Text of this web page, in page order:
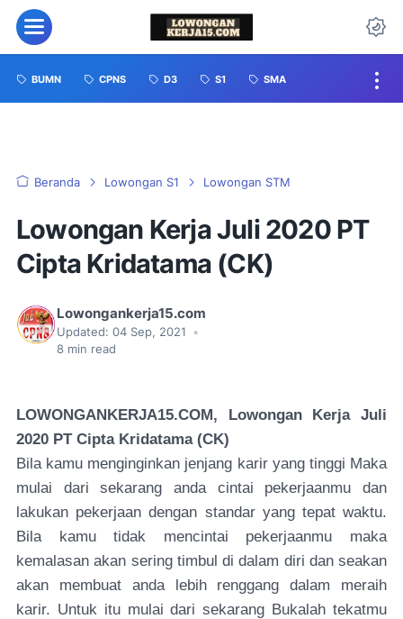
BUMN CPNS D3 S1 SMA
Beranda Lowongan S1 Lowongan STM
Lowongan Kerja Juli 2020 PT
Cipta Kridatama (CK)
Lowongankerja15.com
Updated: 04 Sep, 2021
•
8 min read
LOWONGANKERJA15.COM, Lowongan Kerja Juli
2020 PT Cipta Kridatama (CK)
Bila kamu menginginkan jenjang karir yang tinggi Maka
mulai dari sekarang anda cintai pekerjaanmu dan
lakukan pekerjaan dengan standar yang tepat waktu.
Bila kamu tidak mencintai pekerjaanmu maka
kemalasan akan sering timbul di dalam diri dan seakan
akan membuat anda lebih renggang dalam meraih
karir. Untuk itu mulai dari sekarang Bukalah tekatmu